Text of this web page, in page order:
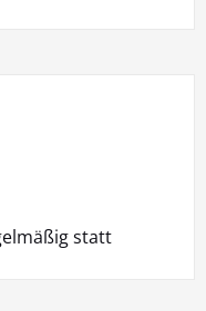
statt